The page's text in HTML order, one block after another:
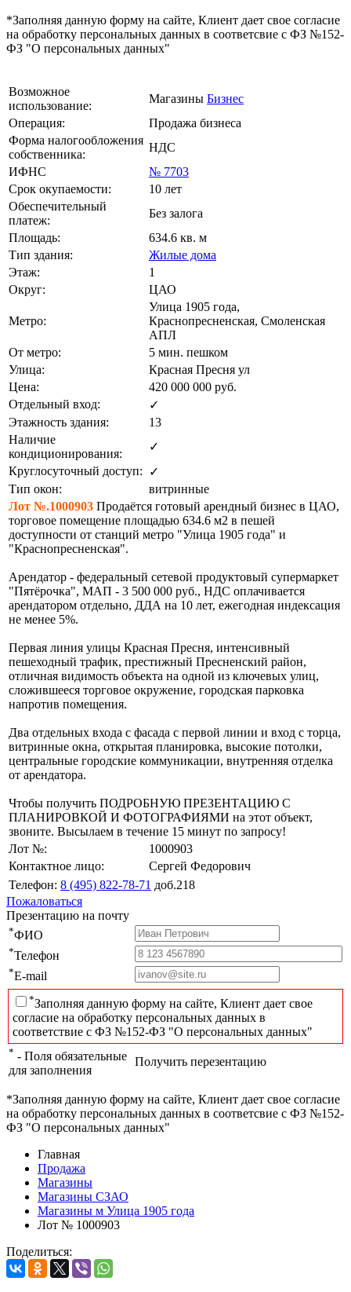
*Заполняя данную форму на сайте, Клиент дает свое согласие
на обработку персональных данных в соответсвие с ФЗ №152-
ФЗ "О персональных данных"
Возможное
использование:
Магазины Бизнес
Операция:
Продажа бизнеса
Форма налогообложения
собственника:
НДС
ИФНС
№ 7703
Срок окупаемости:
10 лет
Обеспечительный
платеж:
Без залога
Площадь:
634.6 кв. м
Тип здания:
Жилые дома
Этаж:
1
Округ:
ЦАО
Метро:
Улица 1905 года,
Краснопресненская, Смоленская
АПЛ
От метро:
5 мин. пешком
Улица:
Красная Пресня ул
Цена:
420 000 000 руб.
Отдельный вход:
✓
Этажность здания:
13
Наличие
кондиционирования:
✓
Круглосуточный доступ:
✓
Тип окон:
витринные
Лот №.1000903 Продаётся готовый арендный бизнес в ЦАО,
торговое помещение площадью 634.6 м2 в пешей
доступности от станций метро "Улица 1905 года" и
"Краснопресненская".
Арендатор - федеральный сетевой продуктовый супермаркет
"Пятёрочка", МАП - 3 500 000 руб., НДС оплачивается
арендатором отдельно, ДДА на 10 лет, ежегодная индексация
не менее 5%.
Первая линия улицы Красная Пресня, интенсивный
пешеходный трафик, престижный Пресненский район,
отличная видимость объекта на одной из ключевых улиц,
сложившееся торговое окружение, городская парковка
напротив помещения.
Два отдельных входа с фасада с первой линии и вход с торца,
витринные окна, открытая планировка, высокие потолки,
центральные городские коммуникации, внутренняя отделка
от арендатора.
Чтобы получить ПОДРОБНУЮ ПРЕЗЕНТАЦИЮ С
ПЛАНИРОВКОЙ И ФОТОГРАФИЯМИ на этот объект,
звоните. Высылаем в течение 15 минут по запросу!
Лот №:
1000903
Контактное лицо:
Сергей Федорович
Телефон: 8 (495) 822-78-71 доб.218
Пожаловаться
Презентацию на почту
*ФИО
*Телефон
*E-mail
*Заполняя данную форму на сайте, Клиент дает свое
согласие на обработку персональных данных в
соответствие с ФЗ №152-ФЗ "О персональных данных"
* - Поля обязательные
для заполнения
Получить перезентацию
*Заполняя данную форму на сайте, Клиент дает свое согласие
на обработку персональных данных в соответсвие с ФЗ №152-
ФЗ "О персональных данных"
Главная
Продажа
Магазины
Магазины СЗАО
Магазины м Улица 1905 года
Лот № 1000903
Поделиться: